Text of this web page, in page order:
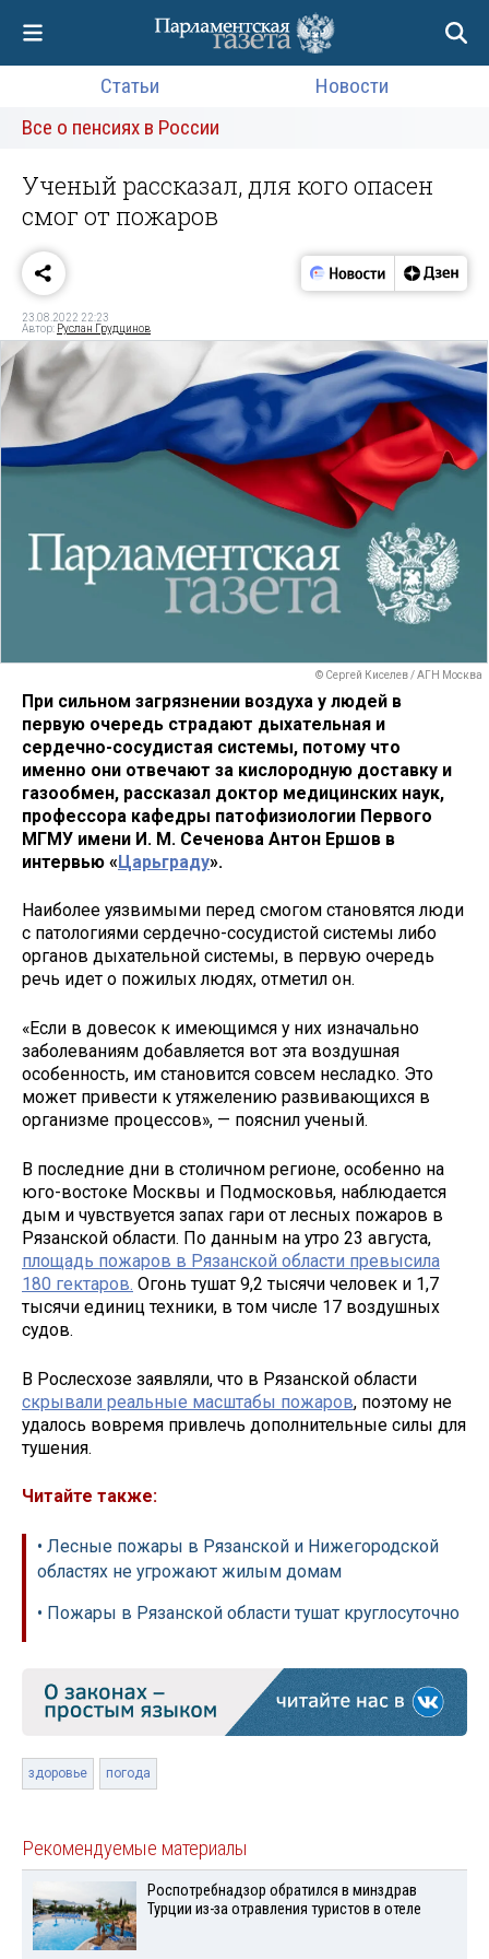
Статьи
Новости
Все о пенсиях в России
Ученый рассказал, для кого опасен
смог от пожаров
23.08.2022 22:23
Автор: Руслан Грудцинов
© Сергей Киселев / АГН Москва
При сильном загрязнении воздуха у людей в
первую очередь страдают дыхательная и
сердечно-сосудистая системы, потому что
именно они отвечают за кислородную доставку и
газообмен, рассказал доктор медицинских наук,
профессора кафедры патофизиологии Первого
МГМУ имени И. М. Сеченова Антон Ершов в
интервью «Царьграду».
Наиболее уязвимыми перед смогом становятся люди
с патологиями сердечно-сосудистой системы либо
органов дыхательной системы, в первую очередь
речь идет о пожилых людях, отметил он.
«Если в довесок к имеющимся у них изначально
заболеваниям добавляется вот эта воздушная
особенность, им становится совсем несладко. Это
может привести к утяжелению развивающихся в
организме процессов», — пояснил ученый.
В последние дни в столичном регионе, особенно на
юго-востоке Москвы и Подмосковья, наблюдается
дым и чувствуется запах гари от лесных пожаров в
Рязанской области. По данным на утро 23 августа,
площадь пожаров в Рязанской области превысила
180 гектаров. Огонь тушат 9,2 тысячи человек и 1,7
тысячи единиц техники, в том числе 17 воздушных
судов.
В Рослесхозе заявляли, что в Рязанской области
скрывали реальные масштабы пожаров, поэтому не
удалось вовремя привлечь дополнительные силы для
тушения.
Читайте также:
• Лесные пожары в Рязанской и Нижегородской
областях не угрожают жилым домам
• Пожары в Рязанской области тушат круглосуточно
здоровье погода
Рекомендуемые материалы
Роспотребнадзор обратился в минздрав
Турции из-за отравления туристов в отеле